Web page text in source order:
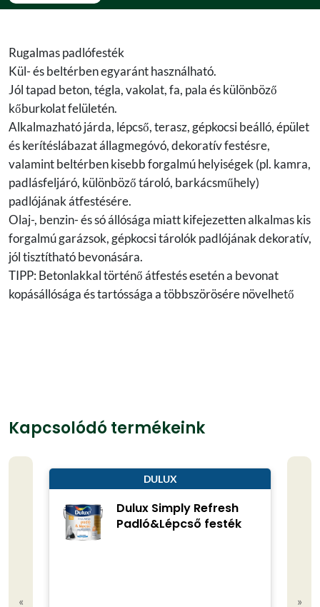
Rugalmas padlófesték
Kül- és beltérben egyaránt használható.
Jól tapad beton, tégla, vakolat, fa, pala és különböző
kőburkolat felületén.
Alkalmazható járda, lépcső, terasz, gépkocsi beálló, épület
és kerítéslábazat állagmegóvó, dekoratív festésre,
valamint beltérben kisebb forgalmú helyiségek (pl. kamra,
padlásfeljáró, különböző tároló, barkácsműhely)
padlójának átfestésére.
Olaj-, benzin- és só állósága miatt kifejezetten alkalmas kis
forgalmú garázsok, gépkocsi tárolók padlójának dekoratív,
jól tisztítható bevonására.
TIPP: Betonlakkal történő átfestés esetén a bevonat
kopásállósága és tartóssága a többszörösére növelhető
Kapcsolódó termékeink
«
DULUX
Dulux Simply Refresh
Padló&Lépcső festék
»